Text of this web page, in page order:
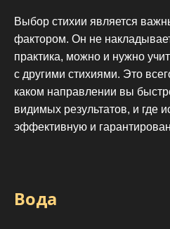
Выбор стихии является
фактором. Он не
практика, можно и нужно
с другими стихиями. Это
каком направлении вы
видимых результатов, и где
эффективную и
Вода